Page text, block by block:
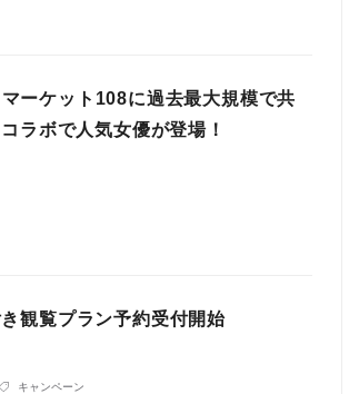
ーケット108に過去最大規模で共
ラボで人気女優が登場！
観覧プラン予約受付開始
キャンペーン